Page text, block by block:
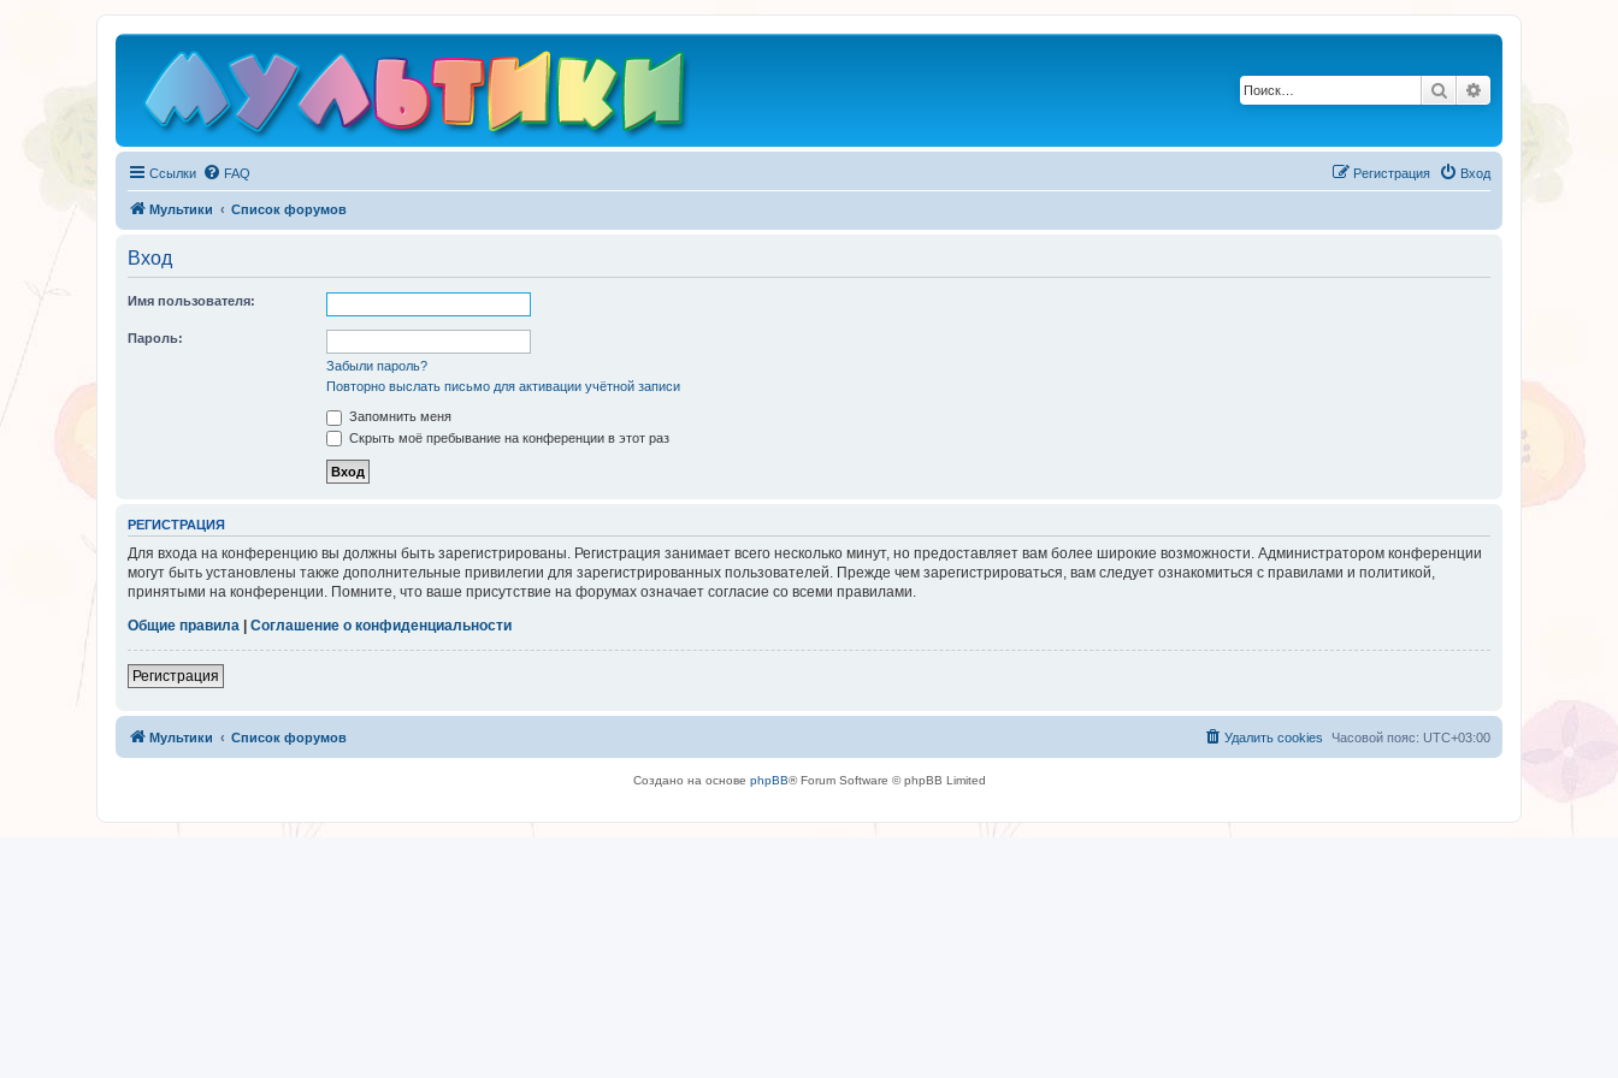
Поиск
Ссылки FAQ Вход
Регистрация
Мультики Список форумов
Вход
Имя пользователя:
Пароль:
Забыли пароль?
Повторно выслать письмо для активации учётной записи
Запомнить меня
Скрыть моё пребывание на конференции в этот раз
РЕГИСТРАЦИЯ
Для входа на конференцию вы должны быть зарегистрированы. Регистрация занимает всего несколько минут, но предоставляет вам более широкие возможности. Администратором конференции
могут быть установлены также дополнительные привилегии для зарегистрированных пользователей. Прежде чем зарегистрироваться, вам следует ознакомиться с правилами и политикой,
принятыми на конференции. Помните, что ваше присутствие на форумах означает согласие со всеми правилами.
Общие правила | Соглашение о конфиденциальности
Регистрация
Мультики Список форумов Часовой пояс: UTC+03:00
Удалить cookies
Создано на основе phpBB® Forum Software © phpBB Limited